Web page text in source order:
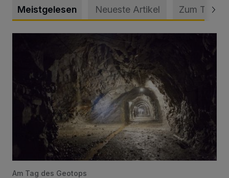
Meistgelesen Neueste Artikel Zum Thema
Am Tag des Geotops